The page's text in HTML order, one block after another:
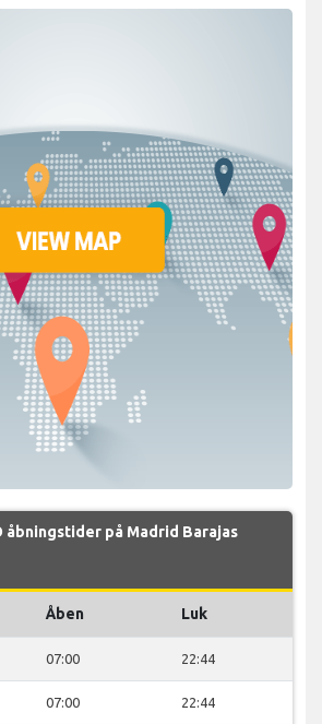
åbningstider på Madrid Barajas
Åben Luk
07:00 22:44
07:00 22:44